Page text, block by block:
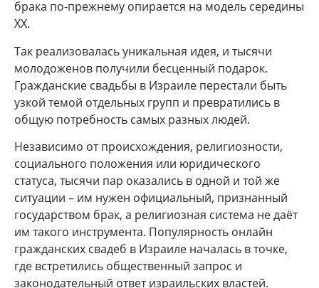
брака по-прежнему опирается на модель середины
XX.
Так реализовалась уникальная идея, и тысячи
молодоженов получили бесценный подарок.
Гражданские свадьбы в Израиле перестали быть
узкой темой отдельных групп и превратились в
общую потребность самых разных людей.
Независимо от происхождения, религиозности,
социального положения или юридического
статуса, тысячи пар оказались в одной и той же
ситуации – им нужен официальный, признанный
государством брак, а религиозная система не даёт
им такого инструмента. Популярность онлайн
гражданских свадеб в Израиле началась в точке,
где встретились общественный запрос и
законодательный ответ израильских властей.